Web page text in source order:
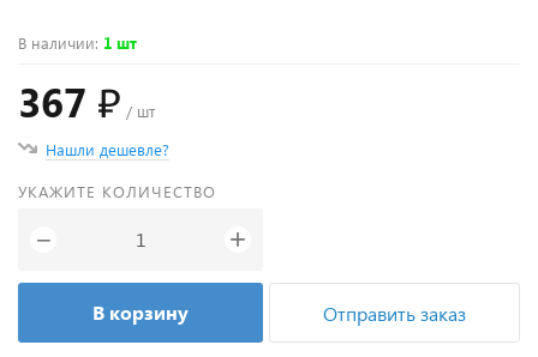
В наличии: 1 шт
367 ₽ / шт
Нашли дешевле?
УКАЖИТЕ КОЛИЧЕСТВО
− +
В корзину Отправить заказ